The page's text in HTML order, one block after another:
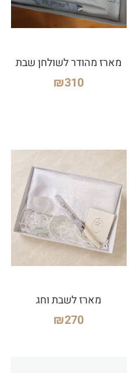
מארז מהודר לשולחן שבת
₪310
מארז לשבת וחג
₪270